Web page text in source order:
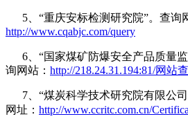
5、“重庆安标检测研究院”。查询
http://www.cqabjc.com/query
6、“国家煤矿防爆安全产品质量监
询网站： http://218.24.31.194:81/网站
7、“煤炭科学技术研究院有限公司
网址： http://www.ccritc.com.cn/